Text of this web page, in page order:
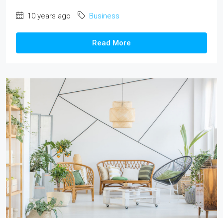
10 years ago Business
Read More